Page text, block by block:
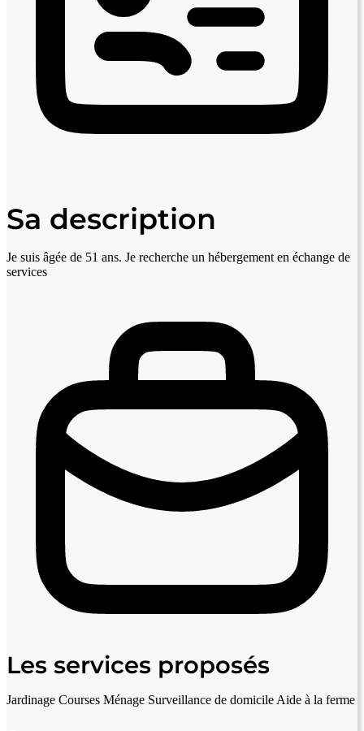
Sa description
Je suis âgée de 51 ans. Je recherche un hébergement en échange de
services
Les services proposés
Jardinage Courses Ménage Surveillance de domicile Aide à la ferme